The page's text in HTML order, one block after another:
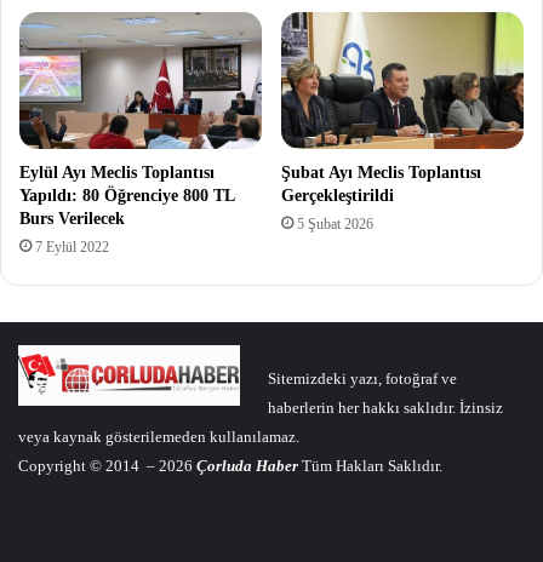
Eylül Ayı Meclis Toplantısı
Yapıldı: 80 Öğrenciye 800 TL
Burs Verilecek
7 Eylül 2022
Şubat Ayı Meclis Toplantısı
Gerçekleştirildi
5 Şubat 2026
Sitemizdeki yazı, fotoğraf ve
haberlerin her hakkı saklıdır. İzinsiz
veya kaynak gösterilemeden kullanılamaz.
Copyright © 2014 – 2026 Çorluda Haber Tüm Hakları Saklıdır.